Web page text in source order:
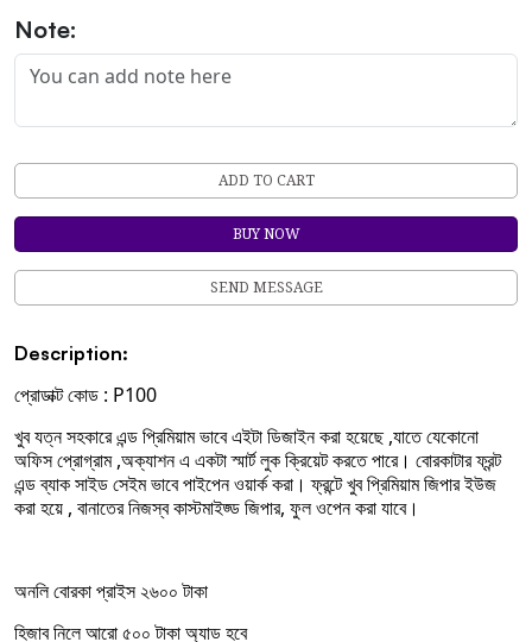
Note:
ADD TO CART
BUY NOW
SEND MESSAGE
Description:
প্রোডাক্ট কোড : P100
খুব যত্ন সহকারে এন্ড প্রিমিয়াম ভাবে এইটা ডিজাইন করা হয়েছে ,যাতে যেকোনো
অফিস প্রোগ্রাম ,অক্যাশন এ একটা স্মার্ট লুক ক্রিয়েট করতে পারে। বোরকাটার ফ্রন্ট
এন্ড ব্যাক সাইড সেইম ভাবে পাইপেন ওয়ার্ক করা। ফ্রন্টে খুব প্রিমিয়াম জিপার ইউজ
করা হয়ে , বানাতের নিজস্ব কাস্টমাইজ্ড জিপার, ফুল ওপেন করা যাবে।
অনলি বোরকা প্রাইস ২৬০০ টাকা
হিজাব নিলে আরো ৫০০ টাকা অ্যাড হবে